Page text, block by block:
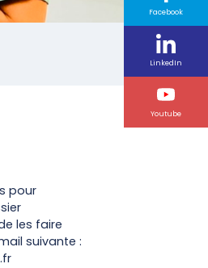
Facebook
LinkedIn
Youtube
pour
les faire
suivante :